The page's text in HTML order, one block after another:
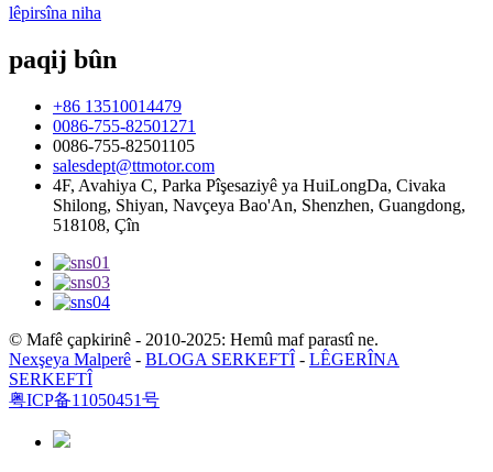
lêpirsîna niha
paqij bûn
+86 13510014479
0086-755-82501271
0086-755-82501105
salesdept@ttmotor.com
4F, Avahiya C, Parka Pîşesaziyê ya HuiLongDa, Civaka
Shilong, Shiyan, Navçeya Bao'An, Shenzhen, Guangdong,
518108, Çîn
© Mafê çapkirinê - 2010-2025: Hemû maf parastî ne.
Nexşeya Malperê - BLOGA SERKEFTÎ - LÊGERÎNA
SERKEFTÎ
粤ICP备11050451号